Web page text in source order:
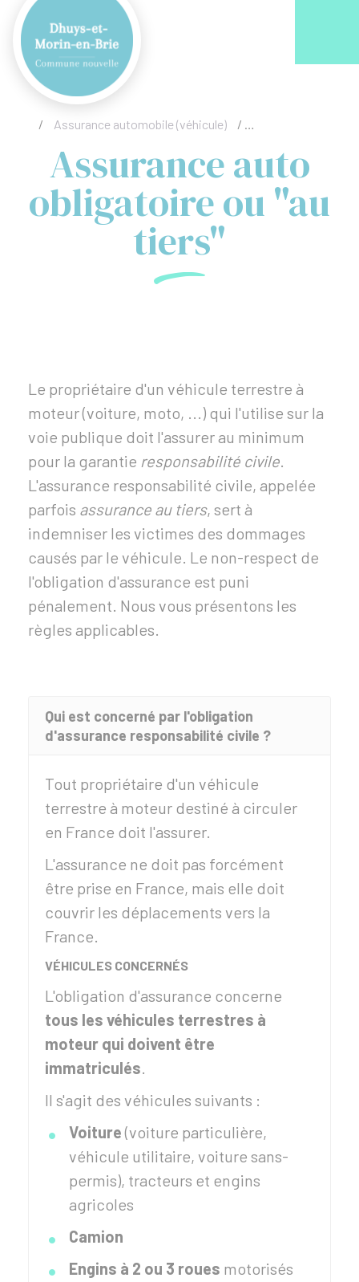
/ Assurance automobile (véhicule) / Assurance auto
Assurance auto
obligatoire ou "au
tiers"
Le propriétaire d'un véhicule terrestre à
moteur (voiture, moto, ...) qui l'utilise sur la
voie publique doit l'assurer au minimum
pour la garantie responsabilité civile.
L'assurance responsabilité civile, appelée
parfois assurance au tiers, sert à
indemniser les victimes des dommages
causés par le véhicule. Le non-respect de
l'obligation d'assurance est puni
pénalement. Nous vous présentons les
règles applicables.
Qui est concerné par l'obligation
d'assurance responsabilité civile ?
Tout propriétaire d'un véhicule
terrestre à moteur destiné à circuler
en France doit l'assurer.
L'assurance ne doit pas forcément
être prise en France, mais elle doit
couvrir les déplacements vers la
France.
VÉHICULES CONCERNÉS
L'obligation d'assurance concerne
tous les véhicules terrestres à
moteur qui doivent être
immatriculés.
Il s'agit des véhicules suivants :
Voiture(voiture particulière,
véhicule utilitaire, voiture sans-
permis), tracteurs et engins
agricoles
Camion
Engins à 2 ou 3 roues motorisés